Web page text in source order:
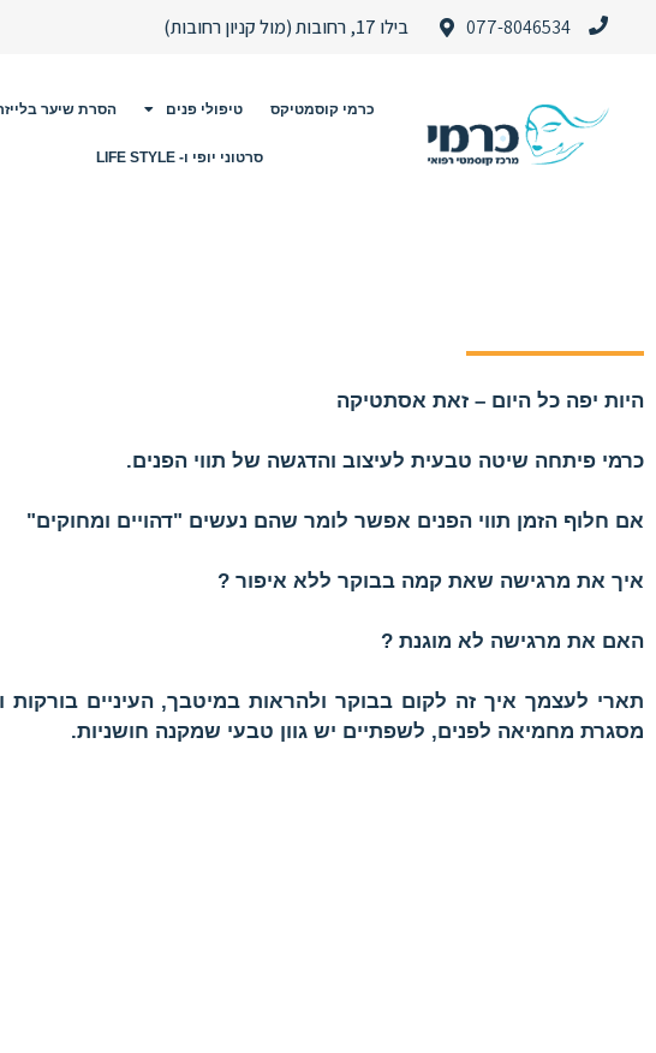
077-8046534 בילו 17, רחובות (מול קניון רחובות)
כרמי קוסמטיקס טיפולי פנים הסרת שיער
סרטוני יופי ו- LIFE STYLE
היות יפה כל היום – זאת אסתטיקה
כרמי פיתחה שיטה טבעית לעיצוב והדגשה של תווי הפנים.
אם חלוף הזמן תווי הפנים אפשר לומר שהם נעשים "דהויים ומחוקים"
איך את מרגישה שאת קמה בבוקר ללא איפור ?
האם את מרגישה לא מוגנת ?
תארי לעצמך איך זה לקום בבוקר ולהראות במיטבך, העיניים בורקות
מסגרת מחמיאה לפנים, לשפתיים יש גוון טבעי שמקנה חושניות.